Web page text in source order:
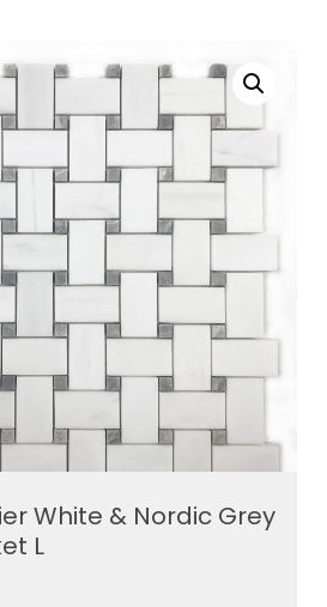
White & Nordic Grey
L